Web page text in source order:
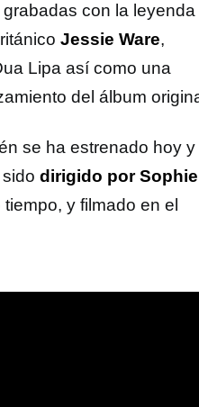
con la leyenda
Jessie Ware,
Lipa así como una
del álbum
se ha estrenado hoy y
dirigido por Sophie
y filmado en el